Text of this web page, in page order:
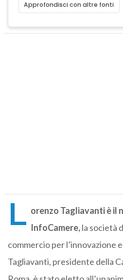
Approfondisci con altre fonti
L orenzo Tagliavanti è il
InfoCamere,la società
commercio per l’innovazione
Tagliavanti, presidente della